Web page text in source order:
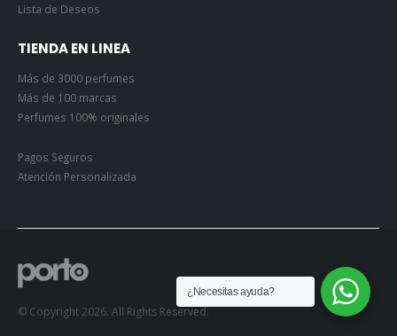
Lista de Deseos
TIENDA EN LINEA
Más de 3000 perfumes
Más de 100 marcas
Perfumes 100% originales
Pagos Seguros
Atención Personalizada
© Copyright 2026. All Rights Reserved.
¿Necesitas ayuda?